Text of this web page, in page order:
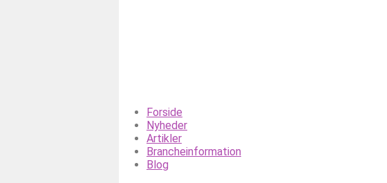
Forside
Nyheder
Artikler
Brancheinformation
Blog